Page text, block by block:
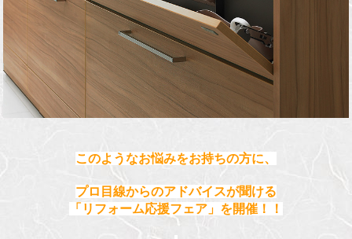
このようなお悩みをお持ちの方に、
プロ目線からのアドバイスが聞ける
「リフォーム応援フェア」を開催！！